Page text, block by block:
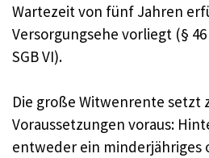
Wartezeit von fünf Jahren
Versorgungsehe vorliegt (§ 46
SGB VI).
Die große Witwenrente setzt
Voraussetzungen voraus:
entweder ein minderjähriges